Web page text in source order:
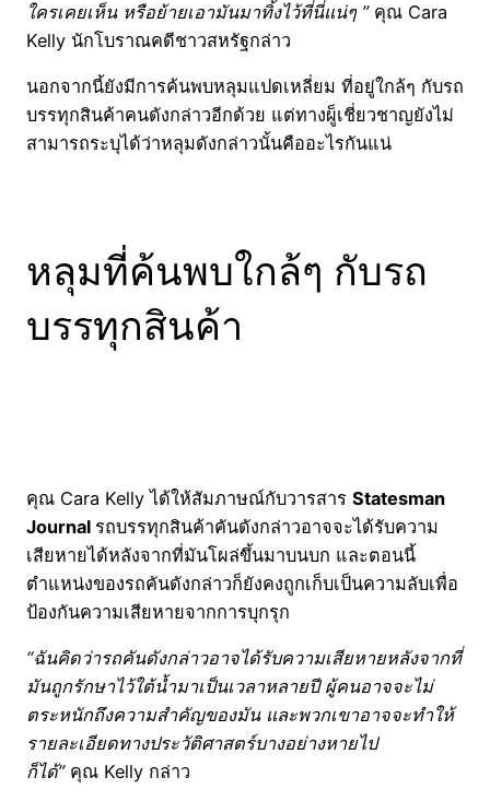
ใครเคยเห็น หรือย้ายเอามันมาทิ้งไว้ที่นี่แน่ๆ ” คุณ Cara
Kelly นักโบราณคดีชาวสหรัฐกล่าว
นอกจากนี้ยังมีการค้นพบหลุมแปดเหลี่ยม ที่อยู่ใกล้ๆ กับรถ
บรรทุกสินค้าคนดังกล่าวอีกด้วย แต่ทางผู็เชี่ยวชาญยังไม่
สามารถระบุได้ว่าหลุมดังกล่าวนั้นคืออะไรกันแน่
หลุมที่ค้นพบใกล้ๆ กับรถ
บรรทุกสินค้า
คุณ Cara Kelly ได้ให้สัมภาษณ์กับวารสาร Statesman
Journal รถบรรทุกสินค้าคันดังกล่าวอาจจะได้รับความ
เสียหายได้หลังจากที่มันโผล่ขึ้นมาบนบก และตอนนี้
ตำแหน่งของรถคันดังกล่าวก็ยังคงถูกเก็บเป็นความลับเพื่อ
ป้องกันความเสียหายจากการบุกรุก
“ฉันคิดว่ารถคันดังกล่าวอาจได้รับความเสียหายหลังจากที่
มันถูกรักษาไว้ใต้น้ำมาเป็นเวลาหลายปี ผู้คนอาจจะไม่
ตระหนักถึงความสำคัญของมัน และพวกเขาอาจจะทำให้
รายละเอียดทางประวัติศาสตร์บางอย่างหายไป
ก็ได้” คุณ Kelly กล่าว